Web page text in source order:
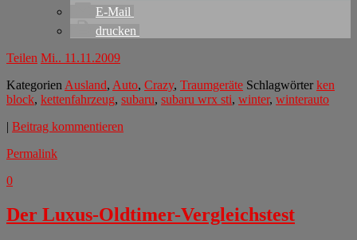
E-Mail
drucken
Teilen Mi.. 11.11.2009
Kategorien Ausland, Auto, Crazy, Traumgeräte Schlagwörter ken
block, kettenfahrzeug, subaru, subaru wrx sti, winter, winterauto
| Beitrag kommentieren
Permalink
0
Der Luxus-Oldtimer-Vergleichstest